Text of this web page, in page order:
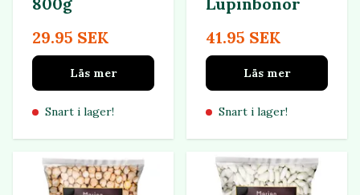
29.95 SEK
Läs mer
Snart i lager!
41.95 SEK
Läs mer
Snart i lager!